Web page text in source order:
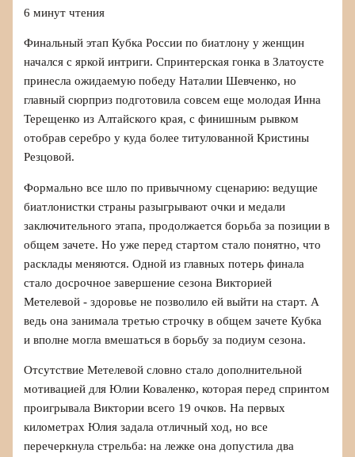
6 минут чтения
Финальный этап Кубка России по биатлону у женщин
начался с яркой интриги. Спринтерская гонка в Златоусте
принесла ожидаемую победу Наталии Шевченко, но
главный сюрприз подготовила совсем еще молодая Инна
Терещенко из Алтайского края, с финишным рывком
отобрав серебро у куда более титулованной Кристины
Резцовой.
Формально все шло по привычному сценарию: ведущие
биатлонистки страны разыгрывают очки и медали
заключительного этапа, продолжается борьба за позиции в
общем зачете. Но уже перед стартом стало понятно, что
расклады меняются. Одной из главных потерь финала
стало досрочное завершение сезона Викторией
Метелевой - здоровье не позволило ей выйти на старт. А
ведь она занимала третью строчку в общем зачете Кубка
и вполне могла вмешаться в борьбу за подиум сезона.
Отсутствие Метелевой словно стало дополнительной
мотивацией для Юлии Коваленко, которая перед спринтом
проигрывала Виктории всего 19 очков. На первых
километрах Юлия задала отличный ход, но все
перечеркнула стрельба: на лежке она допустила два